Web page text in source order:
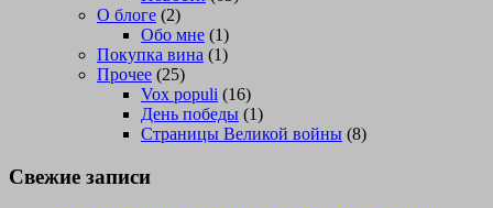
О блоге (2)
Обо мне (1)
Покупка вина (1)
Прочее (25)
Vox populi (16)
День победы (1)
Страницы Великой войны (8)
Свежие записи